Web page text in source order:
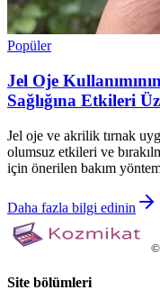
Popüler
Jel Oje
Sağlığına Etkileri
Jel oje ve akrilik tırnak
olumsuz etkileri ve
için önerilen bakım
Daha fazla bilgi edinin
©
Site bölümleri